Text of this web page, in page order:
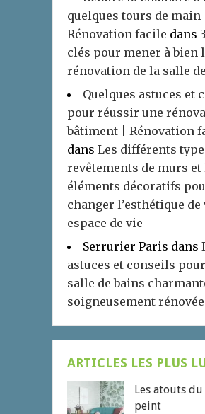
quelques tours de main |
Rénovation facile dans
clés pour mener à bien
rénovation de la salle
Quelques astuces et
pour réussir une
bâtiment | Rénovation
dans Les différents
revêtements de murs et
éléments décoratifs
changer l’esthétique de
espace de vie
Serrurier Paris dans
astuces et conseils
salle de bains
soigneusement rénovée
ARTICLES LES PLUS
Les atouts
peint